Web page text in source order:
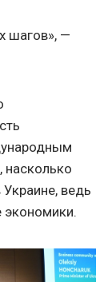
шагов», —
ведь
экономики.